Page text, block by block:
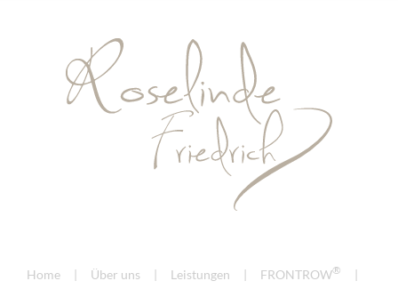
Home Über uns Leistungen FRONTROW®